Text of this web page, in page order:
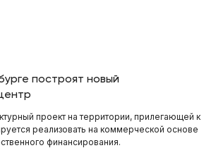
построят новый
проект на территории, прилегающей к
реализовать на коммерческой основе
финансирования.